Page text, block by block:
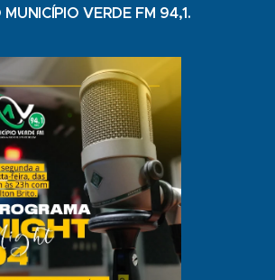
MUNICÍPIO VERDE FM 94,1.